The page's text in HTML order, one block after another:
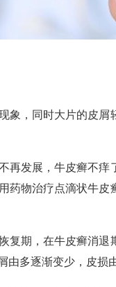
象，同时大片的皮
再发展，牛皮癣不
药物治疗点滴状牛
复期，在牛皮癣消
多逐渐变少，皮损